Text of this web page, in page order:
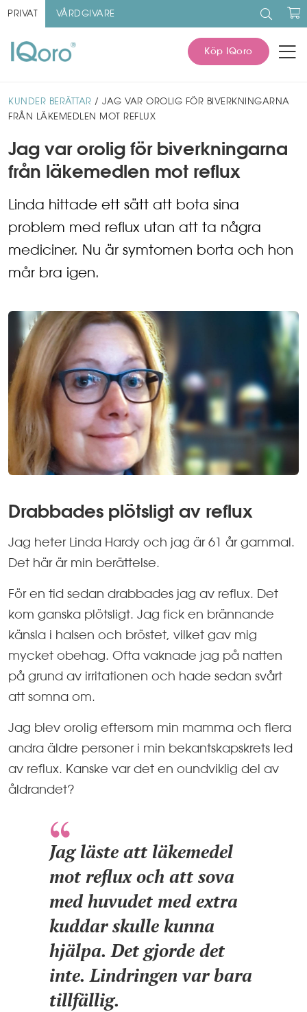
PRIVAT VÅRDGIVARE efter:
Köp IQoro
KUNDER BERÄTTAR / JAG VAR OROLIG FÖR BIVERKNINGARNA
FRÅN LÄKEMEDLEN MOT REFLUX
Jag var orolig för biverkningarna
från läkemedlen mot reflux
Linda hittade ett sätt att bota sina
problem med reflux utan att ta några
mediciner. Nu är symtomen borta och hon
mår bra igen.
Drabbades plötsligt av reflux
Jag heter Linda Hardy och jag är 61 år gammal.
Det här är min berättelse.
För en tid sedan drabbades jag av reflux. Det
kom ganska plötsligt. Jag fick en brännande
känsla i halsen och bröstet, vilket gav mig
mycket obehag. Ofta vaknade jag på natten
på grund av irritationen och hade sedan svårt
att somna om.
Jag blev orolig eftersom min mamma och flera
andra äldre personer i min bekantskapskrets led
av reflux. Kanske var det en oundviklig del av
åldrandet?
Jag läste att läkemedel
mot reflux och att sova
med huvudet med extra
kuddar skulle kunna
hjälpa. Det gjorde det
inte. Lindringen var bara
tillfällig.